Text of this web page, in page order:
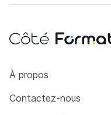
Côté Formations
À propos
Contactez-nous